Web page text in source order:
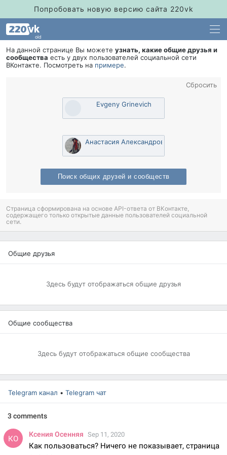
Попробовать новую версию сайта 220vk
old
На данной странице Вы можете узнать, какие общие друзья и
сообщества есть у двух пользователей социальной сети
Контакте. Посмотреть на примере.
Сбросить
Evgeny Grinevich
Анастасия Александрова
Поиск общих друзей и сообщест
Страница сформирована на основе API-ответа от ВКонтакте,
содержащего только открытые данные пользователей социальной
сети.
Общие друзья
Здесь будут отображаться общие друзья
Общие сообщества
Здесь будут отображаться общие сообщества
Telegram канал • Telegram чат